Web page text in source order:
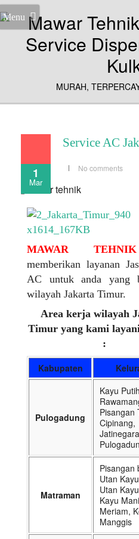
Menu
MURAH,
1
Mar
Service AC
No comments
MAWAR TEHNIK
memberikan layanan
AC untuk anda yang
wilayah Jakarta Timur.
Area kerja wilayah
Timur yang kami
:
Kabupaten
Pulogadung
Kayu
Pisangan
Cipinang,
Matraman
Pisangan
Utan
Utan
Kayu
Meriam,
Manggis